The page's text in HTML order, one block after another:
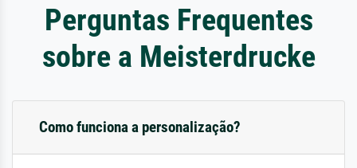
Perguntas Frequentes
sobre a Meisterdrucke
Como funciona a personalização?